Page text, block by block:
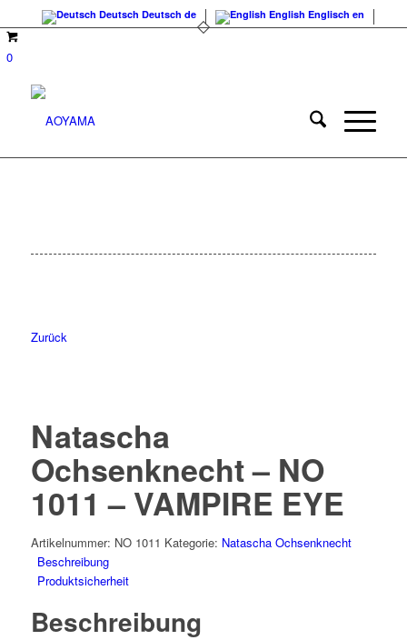
Deutsch Deutsch de English Englisch en
0
Zurück
Natascha
Ochsenknecht – NO
1011 – VAMPIRE EYE
Artikelnummer: NO 1011 Kategorie: Natascha Ochsenknecht
Beschreibung
Produktsicherheit
Beschreibung